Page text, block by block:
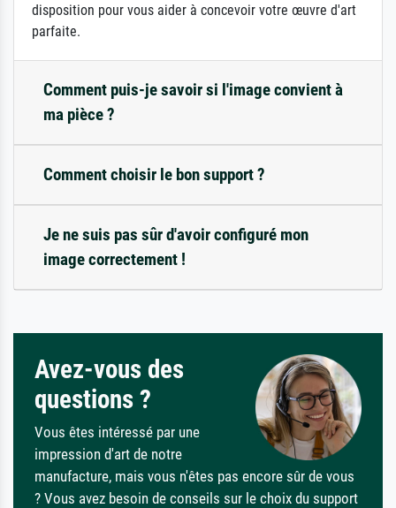
disposition pour vous aider à concevoir votre œuvre d'art
parfaite.
Comment puis-je savoir si l'image convient à
ma pièce ?
Comment choisir le bon support ?
Je ne suis pas sûr d'avoir configuré mon
image correctement !
Avez-vous des
questions ?
Vous êtes intéressé par une
impression d'art de notre
manufacture, mais vous n'êtes pas encore sûr de vous
? Vous avez besoin de conseils sur le choix du support